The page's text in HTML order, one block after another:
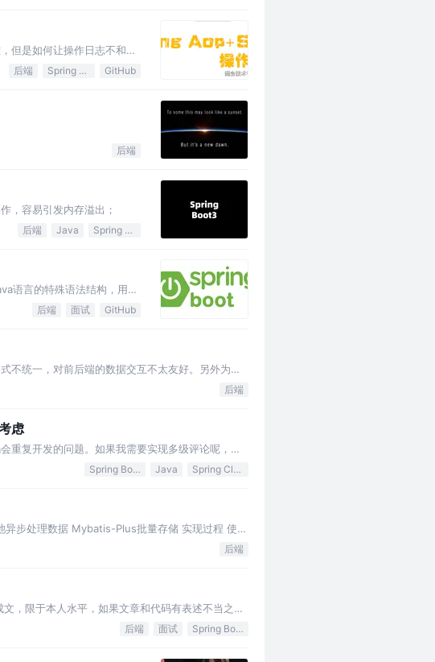
但是如何让操作日志不和业
后端 Spring Boot GitHub
后端
，容易引发内存溢出；
后端 Java Spring Boot
语言的特殊语法结构，用于
后端 面试 GitHub
不统一，对前后端的数据交互不太友好。另外为了
后端
虑
重复开发的问题。如果我需要实现多级评论呢，是
Spring Boot Java Spring Cloud
步处理数据 Mybatis-Plus批量存储 实现过程 使用
后端
，限于本人水平，如果文章和代码有表述不当之
后端 面试 Spring Boot